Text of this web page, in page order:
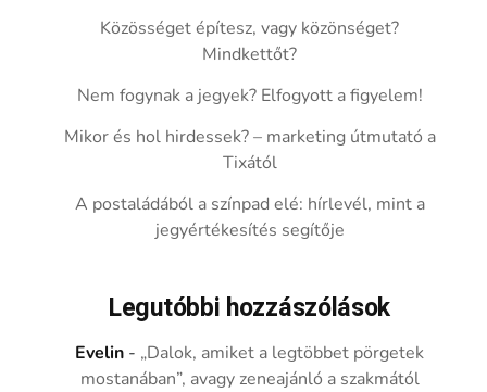
Közösséget építesz, vagy közönséget?
Mindkettőt?
Nem fogynak a jegyek? Elfogyott a figyelem!
Mikor és hol hirdessek? – marketing útmutató a
Tixától
A postaládából a színpad elé: hírlevél, mint a
jegyértékesítés segítője
Legutóbbi hozzászólások
Evelin - „Dalok, amiket a legtöbbet pörgetek
mostanában”, avagy zeneajánló a szakmától